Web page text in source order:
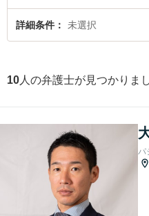
約破棄のトラブル解決の実績豊富な
料で婚約破棄を法律相談できる徳島
詳細条件 未選択
10 人の弁護士が見つかりま
パ